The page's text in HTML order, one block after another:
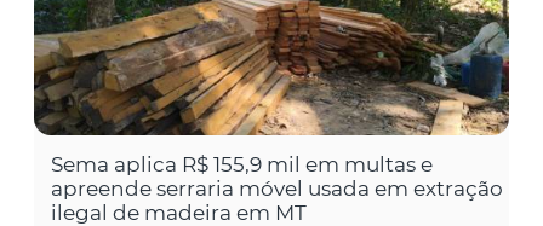
Sema aplica R$ 155,9 mil em multas e
apreende serraria móvel usada em extração
ilegal de madeira em MT